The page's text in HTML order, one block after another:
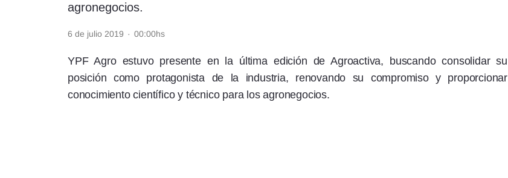
Seguinos
agronegocios.
6 de julio 2019 · 00:00hs
YPF Agro estuvo presente en la última edición de Agroactiva, buscando consolidar su
posición como protagonista de la industria, renovando su compromiso y proporcionar
conocimiento científico y técnico para los agronegocios.